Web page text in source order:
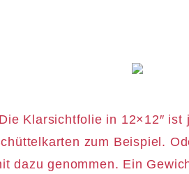
Die Klarsichtfolie in 12×12″
zum Beispiel.
dazu genommen. Ein